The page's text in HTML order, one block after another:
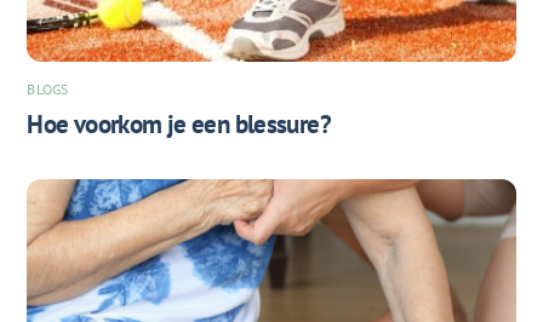
BLOGS
Hoe voorkom je een blessure?